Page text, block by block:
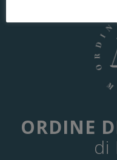
ORDINE
di